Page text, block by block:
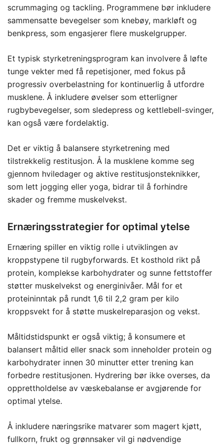
scrummaging og tackling. Programmene bør inkludere
sammensatte bevegelser som knebøy, markløft og
benkpress, som engasjerer flere muskelgrupper.
Et typisk styrketreningsprogram kan involvere å løfte
tunge vekter med få repetisjoner, med fokus på
progressiv overbelastning for kontinuerlig å utfordre
musklene. Å inkludere øvelser som etterligner
rugbybevegelser, som sledepress og kettlebell-svinger,
kan også være fordelaktig.
Det er viktig å balansere styrketrening med
tilstrekkelig restitusjon. Å la musklene komme seg
gjennom hviledager og aktive restitusjonsteknikker,
som lett jogging eller yoga, bidrar til å forhindre
skader og fremme muskelvekst.
Ernæringsstrategier for optimal ytelse
Ernæring spiller en viktig rolle i utviklingen av
kroppstypene til rugbyforwards. Et kosthold rikt på
protein, komplekse karbohydrater og sunne fettstoffer
støtter muskelvekst og energinivåer. Mål for et
proteininntak på rundt 1,6 til 2,2 gram per kilo
kroppsvekt for å støtte muskelreparasjon og vekst.
Måltidstidspunkt er også viktig; å konsumere et
balansert måltid eller snack som inneholder protein og
karbohydrater innen 30 minutter etter trening kan
forbedre restitusjonen. Hydrering bør ikke overses, da
opprettholdelse av væskebalanse er avgjørende for
optimal ytelse.
Å inkludere næringsrike matvarer som magert kjøtt,
fullkorn, frukt og grønnsaker vil gi nødvendige